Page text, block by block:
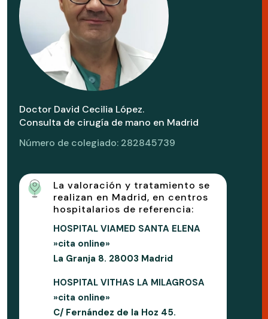
Doctor David Cecilia López.
Consulta de cirugía de mano en Madrid
Número de colegiado: 282845739
La valoración y tratamiento se
realizan en Madrid, en centros
hospitalarios de referencia:
HOSPITAL VIAMED SANTA ELENA
»cita online»
La Granja 8. 28003 Madrid
HOSPITAL VITHAS LA MILAGROSA
»cita online»
C/ Fernández de la Hoz 45.